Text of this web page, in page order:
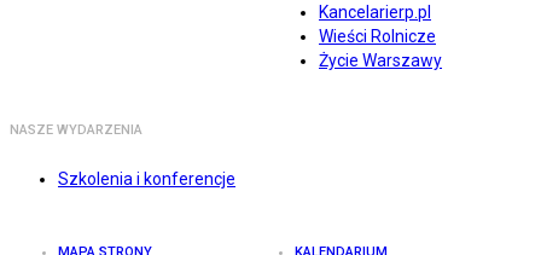
Kancelarierp.pl
Wieści Rolnicze
Życie Warszawy
NASZE WYDARZENIA
Szkolenia i konferencje